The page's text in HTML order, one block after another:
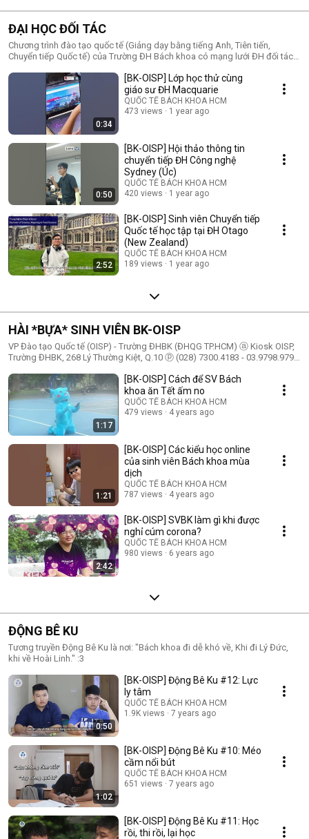
ĐẠI HỌC ĐỐI TÁC
Chương trình đào tạo quốc tế (Giảng dạy bằng tiếng Anh, Tiên tiến,
Chuyển tiếp Quốc tế) của Trường ĐH Bách khoa có mạng lưới ĐH đối tác
toàn cầu. Thông qua chương trình này, đến nay đã có hàng ngàn sinh viên
Bách khoa và các ĐH đối tác chuyển tiếp qua lại lẫn nhau để học tập và
nhận bằng. --- Liên hệ tư vấn VP Đào tạo Quốc tế (OISP) - Trường ĐHBK
(ĐHQG TP.HCM) ⓐ Kiosk OISP, Trường ĐHBK, 268 Lý Thường Kiệt, Q.10 ⓟ
(028) 7300.4183 - 03.9798.9798 ⓔ tuvan@oisp.edu.vn
0:34
[BK-OISP] Lớp học thử cùng
giáo sư ĐH Macquarie
QUỐC TẾ BÁCH KHOA HCM
473 views
1 year ago
0:50
[BK-OISP] Hội thảo thông tin
chuyển tiếp ĐH Công nghệ
Sydney (Úc)
QUỐC TẾ BÁCH KHOA HCM
420 views
1 year ago
2:52
[BK-OISP] Sinh viên Chuyển tiếp
Quốc tế học tập tại ĐH Otago
(New Zealand)
QUỐC TẾ BÁCH KHOA HCM
189 views
1 year ago
HÀI *BỰA* SINH VIÊN BK-OISP
VP Đào tạo Quốc tế (OISP) - Trường ĐHBK (ĐHQG TP.HCM) ⓐ Kiosk OISP,
Trường ĐHBK, 268 Lý Thường Kiệt, Q.10 ⓟ (028) 7300.4183 - 03.9798.9798
1:17
[BK-OISP] Cách để SV Bách
khoa ăn Tết ấm no
QUỐC TẾ BÁCH KHOA HCM
479 views
4 years ago
1:21
[BK-OISP] Các kiểu học online
của sinh viên Bách khoa mùa
dịch
QUỐC TẾ BÁCH KHOA HCM
787 views
4 years ago
2:42
[BK-OISP] SVBK làm gì khi được
nghỉ cúm corona?
QUỐC TẾ BÁCH KHOA HCM
980 views
6 years ago
ĐỘNG BÊ KU
Tương truyền Động Bê Ku là nơi: "Bách khoa đi dễ khó về, Khi đi Lý Đức,
khi về Hoài Linh." :3
0:50
[BK-OISP] Động Bê Ku #12: Lực
ly tâm
QUỐC TẾ BÁCH KHOA HCM
1.9K views
7 years ago
1:02
[BK-OISP] Động Bê Ku #10: Méo
cầm nổi bút
QUỐC TẾ BÁCH KHOA HCM
651 views
7 years ago
[BK-OISP] Động Bê Ku #11: Học
rồi, thi rồi, lại học